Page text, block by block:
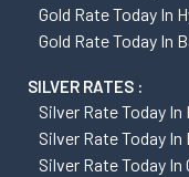
Gold Rate Today In
Gold Rate Today In
SILVER RATES :
Silver Rate Today In
Silver Rate Today In
Silver Rate Today In